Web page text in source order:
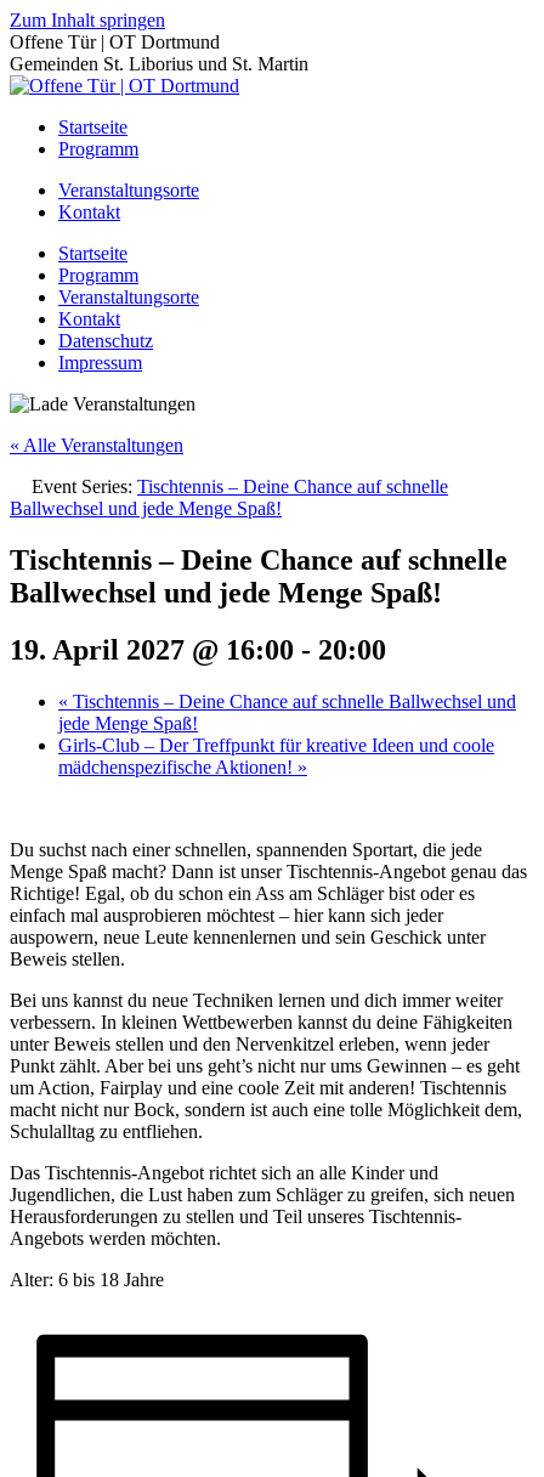
Zum Inhalt springen
Offene Tür | OT Dortmund
Gemeinden St. Liborius und St. Martin
Startseite
Programm
Veranstaltungsorte
Kontakt
Startseite
Programm
Veranstaltungsorte
Kontakt
Datenschutz
Impressum
« Alle Veranstaltungen
Event Series: Tischtennis – Deine Chance auf schnelle
Ballwechsel und jede Menge Spaß!
Tischtennis – Deine Chance auf schnelle
Ballwechsel und jede Menge Spaß!
19. April 2027 @ 16:00 - 20:00
« Tischtennis – Deine Chance auf schnelle Ballwechsel und
jede Menge Spaß!
Girls-Club – Der Treffpunkt für kreative Ideen und coole
mädchenspezifische Aktionen! »
Du suchst nach einer schnellen, spannenden Sportart, die jede
Menge Spaß macht? Dann ist unser Tischtennis-Angebot genau das
Richtige! Egal, ob du schon ein Ass am Schläger bist oder es
einfach mal ausprobieren möchtest – hier kann sich jeder
auspowern, neue Leute kennenlernen und sein Geschick unter
Beweis stellen.
Bei uns kannst du neue Techniken lernen und dich immer weiter
verbessern. In kleinen Wettbewerben kannst du deine Fähigkeiten
unter Beweis stellen und den Nervenkitzel erleben, wenn jeder
Punkt zählt. Aber bei uns geht’s nicht nur ums Gewinnen – es geht
um Action, Fairplay und eine coole Zeit mit anderen! Tischtennis
macht nicht nur Bock, sondern ist auch eine tolle Möglichkeit dem,
Schulalltag zu entfliehen.
Das Tischtennis-Angebot richtet sich an alle Kinder und
Jugendlichen, die Lust haben zum Schläger zu greifen, sich neuen
Herausforderungen zu stellen und Teil unseres Tischtennis-
Angebots werden möchten.
Alter: 6 bis 18 Jahre